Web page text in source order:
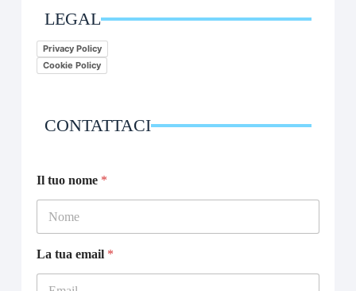
LEGAL
Privacy Policy
Cookie Policy
CONTATTACI
Il tuo nome *
La tua email *